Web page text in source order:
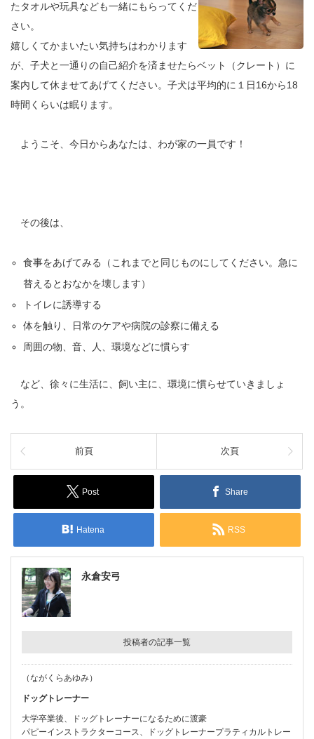
たタオルや玩具なども一緒にもらってくだ
さい。
嬉しくてかまいたい気持ちはわかります
が、子犬と一通りの自己紹介を済ませたらベット（クレート）に
案内して休ませてあげてください。子犬は平均的に１日16から18
時間くらいは眠ります。
ようこそ、今日からあなたは、わが家の一員です！
その後は、
食事をあげてみる（これまでと同じものにしてください。急に
替えるとおなかを壊します）
トイレに誘導する
体を触り、日常のケアや病院の診察に備える
周囲の物、音、人、環境などに慣らす
など、徐々に生活に、飼い主に、環境に慣らせていきましょ
う。
前頁 次頁
Post Share
Hatena RSS
永倉安弓
投稿者の記事一覧
（ながくらあゆみ）
ドッグトレーナー
大学卒業後、ドッグトレーナーになるために渡豪
パピーインストラクターコース、ドッグトレーナープラティカルトレー